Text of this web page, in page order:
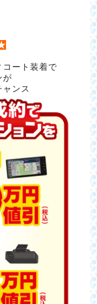
コート装着で
が
ャンス